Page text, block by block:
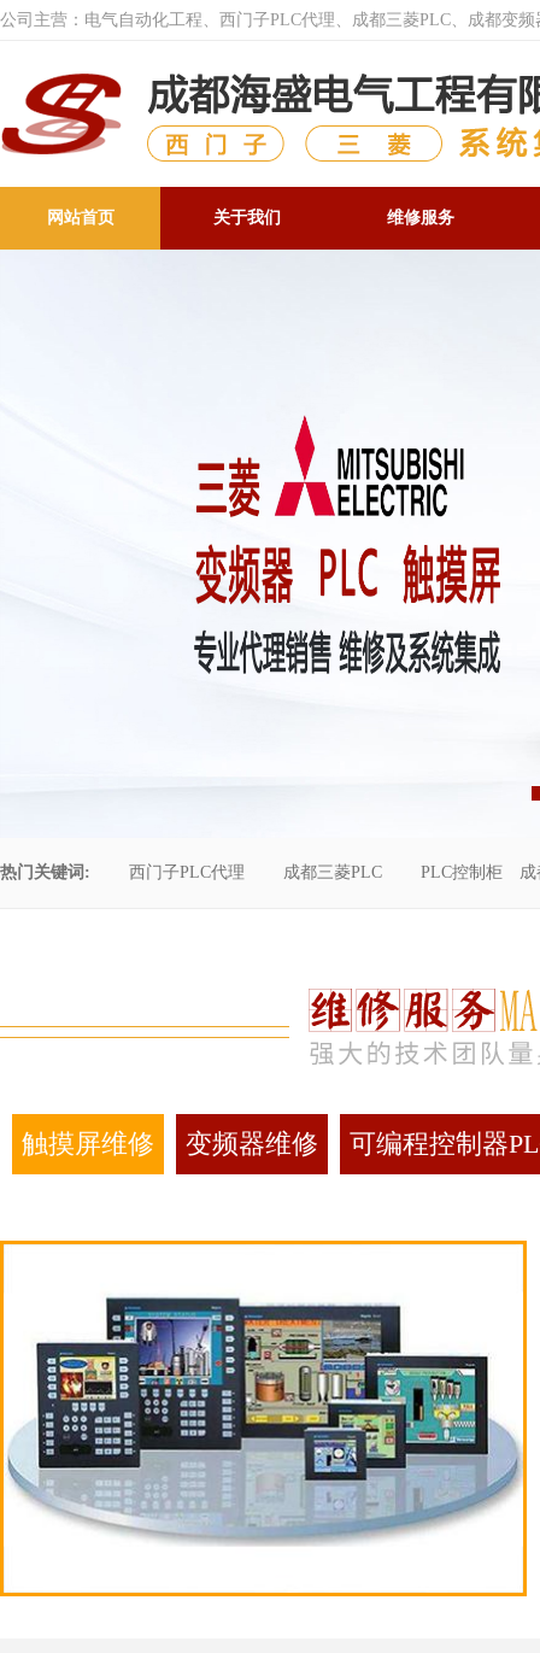
公司主营：电气自动化工程、西门子PLC代理、成都三菱PLC、成都变
网站首页 关于我们 维修服务
热门关键词: 西门子PLC代理 成都三菱PLC PLC控制柜
触摸屏维修 变频器维修 可编程控制器